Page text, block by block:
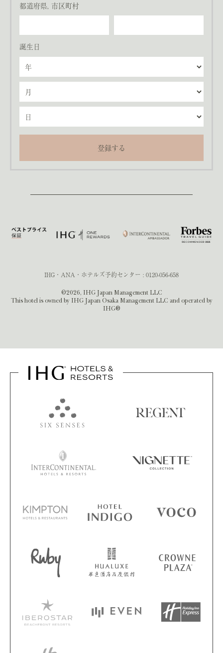
都道府県, 市区町村
誕生日
登録する
IHG・ANA・ホテルズ予約センター : 0120-056-658
©2026, IHG Japan Management LLC
This hotel is owned by IHG Japan Osaka Management LLC and operated by
IHG®